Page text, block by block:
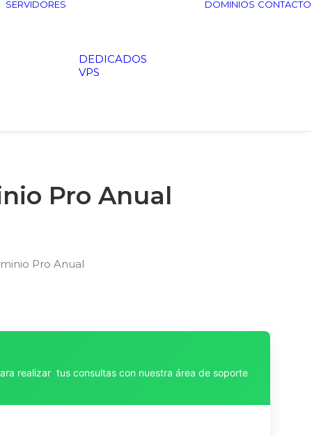
SERVIDORES
DEDICADOS
VPS
DOMINIOS CONTACTO
Pro Anual
Pro Anual
realizar tus consultas con nuestra área de soporte